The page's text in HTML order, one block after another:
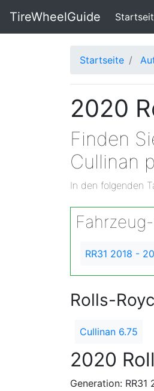
TireWheelGuide
Startseite
2020
Finden
Cullinan
In den folgenden
RR31 2018 -
Rolls-
Cullinan 6.75
2020
Generation: RR31